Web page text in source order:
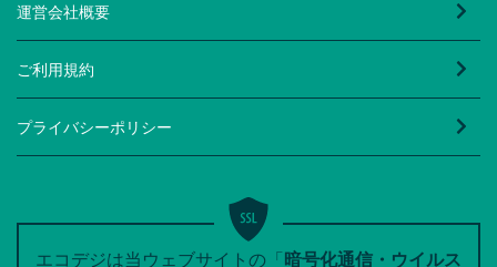
運営会社概要
ご利用規約
プライバシーポリシー
エコデジは当ウェブサイトの「暗号化通信・ウイルス